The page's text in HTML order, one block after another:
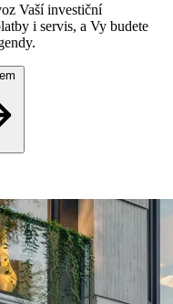
Vaší investiční
i servis, a Vy budete